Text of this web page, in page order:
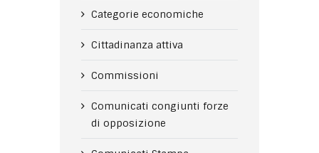
Categorie economiche
Cittadinanza attiva
Commissioni
Comunicati congiunti forze
di opposizione